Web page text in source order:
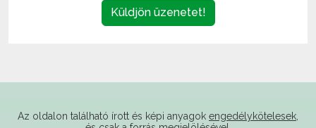
internetes felhasználás esetén élő hivatkozás elhelyezésével
(forrás: paksifc.hu) használhatóak fel.